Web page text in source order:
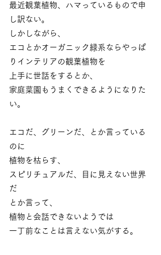
最近観葉植物、ハマっているもので申
し訳ない。
しかしながら、
エコとかオーガニック緑系ならやっぱ
りインテリアの観葉植物を
上手に世話をするとか、
家庭菜園もうまくできるようになりた
い。
エコだ、グリーンだ、とか言っている
のに
植物を枯らす、
スピリチュアルだ、目に見えない世界
だ
とか言って、
植物と会話できないようでは
一丁前なことは言えない気がする。